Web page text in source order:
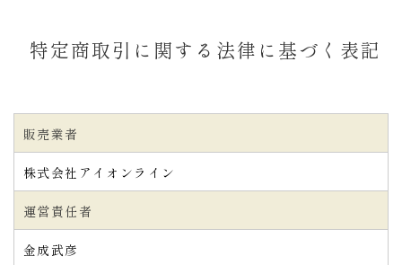
特定商取引に関する法律に基づく表記
販売業者
株式会社アイオンライン
運営責任者
金成武彦